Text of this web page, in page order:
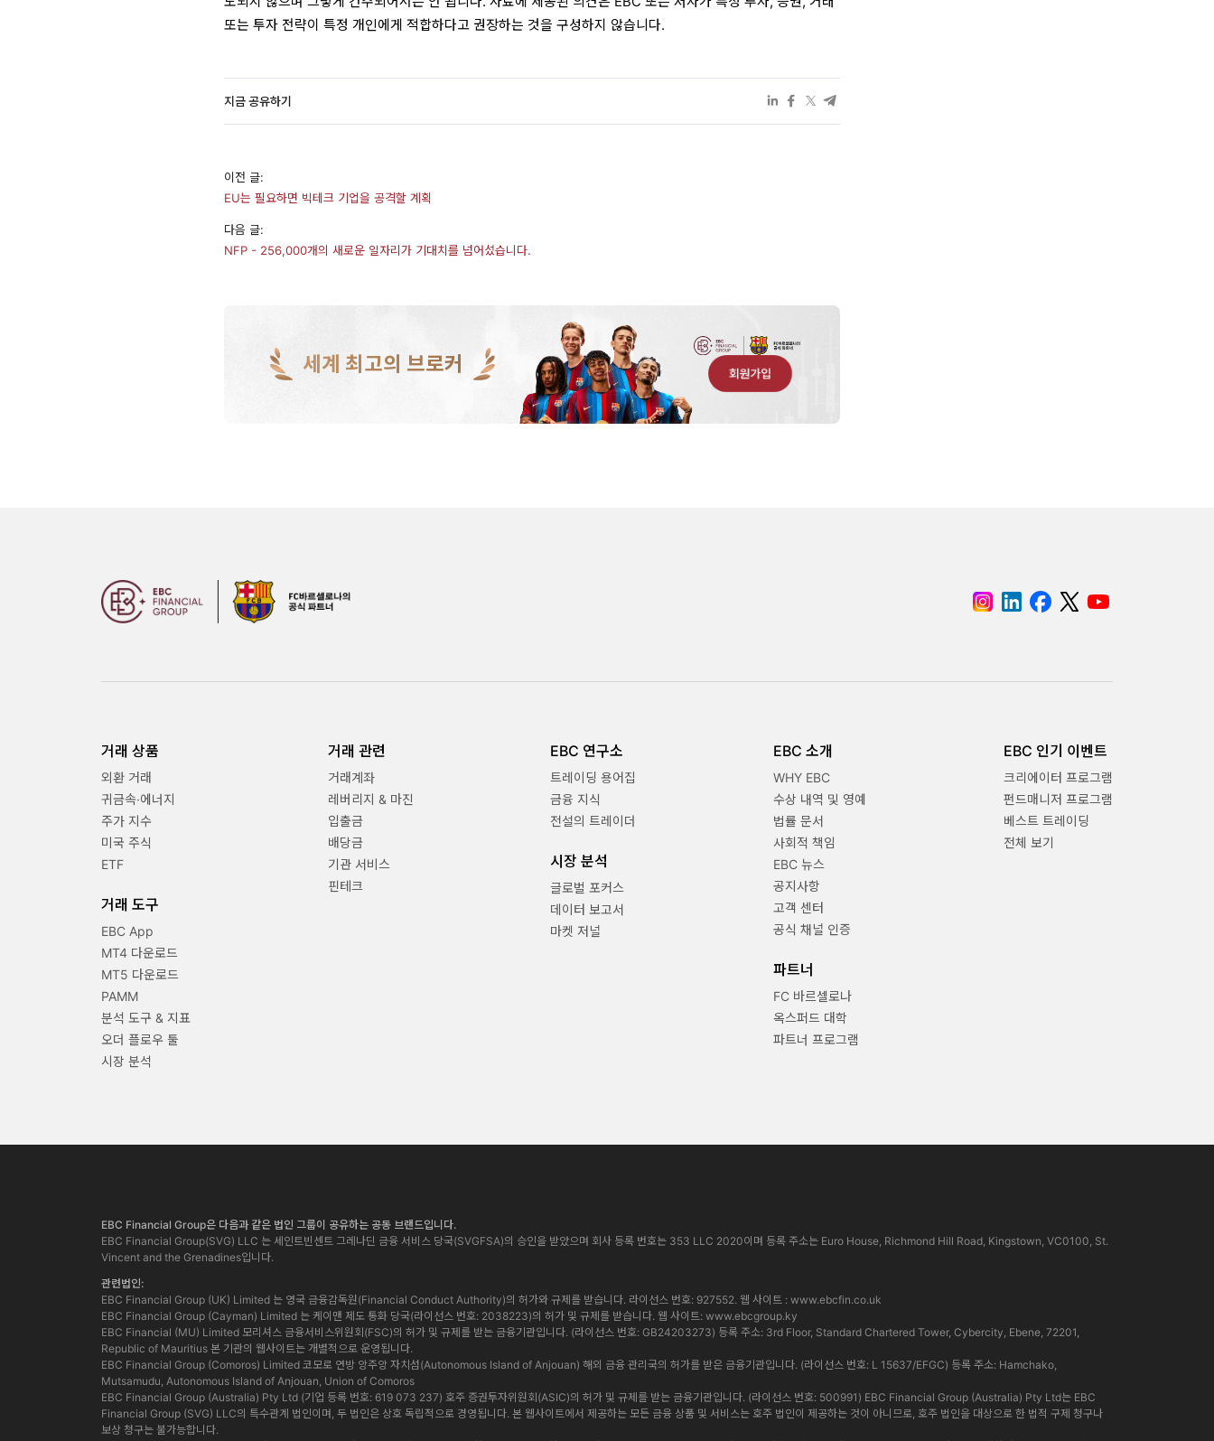
또는 투자 전략이 특정 개인에게 적합하다고 권장하는 것을 구성하지 않습니다.
지금 공유하기
이전 글:
EU는 필요하면 빅테크 기업을 공격할 계획
다음 글:
NFP - 256,000개의 새로운 일자리가 기대치를 넘어섰습니다.
세계 최고의 브로커 회원가입
거래 상품
외환 거래
귀금속·에너지
주가 지수
미국 주식
ETF
거래 도구
EBC App
MT4 다운로드
MT5 다운로드
PAMM
분석 도구 & 지표
오더 플로우 툴
시장 분석
거래 관련
거래계좌
레버리지 & 마진
입출금
배당금
기관 서비스
핀테크
EBC 연구소
트레이딩 용어집
금융 지식
전설의 트레이더
시장 분석
글로벌 포커스
데이터 보고서
마켓 저널
EBC 소개
WHY EBC
수상 내역 및 영예
법률 문서
사회적 책임
EBC 뉴스
공지사항
고객 센터
공식 채널 인증
파트너
FC 바르셀로나
옥스퍼드 대학
파트너 프로그램
EBC 인기 이벤트
크리에이터 프로그램
펀드매니저 프로그램
베스트 트레이딩
전체 보기
EBC Financial Group은 다음과 같은 법인 그룹이 공유하는 공동 브랜드입니다.
EBC Financial Group(SVG) LLC 는 세인트빈센트 그레나딘 금융 서비스 당국(SVGFSA)의 승인을 받았으며 회사 등록 번호는 353 LLC 2020이며 등록 주소는 Euro House, Richmond Hill Road, Kingstown, VC0100, St.
Vincent and the Grenadines입니다.
관련법인:
EBC Financial Group (UK) Limited 는 영국 금융감독원(Financial Conduct Authority)의 허가와 규제를 받습니다. 라이선스 번호: 927552. 웹 사이트 : www.ebcfin.co.uk
EBC Financial Group (Cayman) Limited 는 케이맨 제도 통화 당국(라이선스 번호: 2038223)의 허가 및 규제를 받습니다. 웹 사이트: www.ebcgroup.ky
EBC Financial (MU) Limited 모리셔스 금융서비스위원회(FSC)의 허가 및 규제를 받는 금융기관입니다. (라이선스 번호: GB24203273) 등록 주소: 3rd Floor, Standard Chartered Tower, Cybercity, Ebene, 72201,
Republic of Mauritius 본 기관의 웹사이트는 개별적으로 운영됩니다.
EBC Financial Group (Comoros) Limited 코모로 연방 앙주앙 자치섬(Autonomous Island of Anjouan) 해외 금융 관리국의 허가를 받은 금융기관입니다. (라이선스 번호: L 15637/EFGC) 등록 주소: Hamchako,
Mutsamudu, Autonomous Island of Anjouan, Union of Comoros
EBC Financial Group (Australia) Pty Ltd (기업 등록 번호: 619 073 237) 호주 증권투자위원회(ASIC)의 허가 및 규제를 받는 금융기관입니다. (라이선스 번호: 500991) EBC Financial Group (Australia) Pty Ltd는 EBC
Financial Group (SVG) LLC의 특수관계 법인이며, 두 법인은 상호 독립적으로 경영됩니다. 본 웹사이트에서 제공하는 모든 금융 상품 및 서비스는 호주 법인이 제공하는 것이 아니므로, 호주 법인을 대상으로 한 법적 구제 청구나
보상 청구는 불가능합니다.